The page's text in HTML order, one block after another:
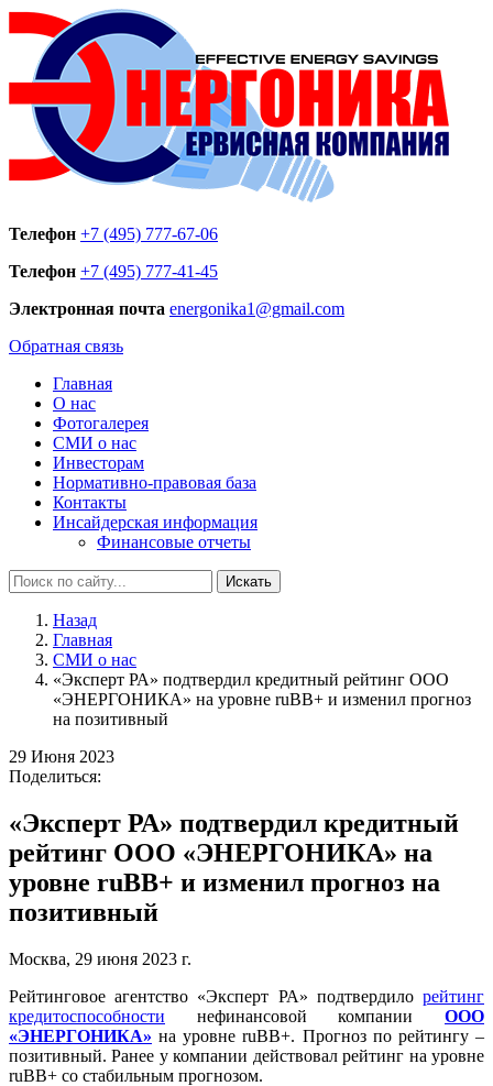
Телефон +7 (495) 777-67-06
Телефон +7 (495) 777-41-45
Электронная почта energonika1@gmail.com
Обратная связь
Главная
О нас
Фотогалерея
СМИ о нас
Инвесторам
Нормативно-правовая база
Контакты
Инсайдерская информация
Финансовые отчеты
Искать
Назад
Главная
СМИ о нас
«Эксперт РА» подтвердил кредитный рейтинг ООО
«ЭНЕРГОНИКА» на уровне ruBB+ и изменил прогноз
на позитивный
29 Июня 2023
Поделиться:
«Эксперт РА» подтвердил кредитный
рейтинг ООО «ЭНЕРГОНИКА» на
уровне ruBB+ и изменил прогноз на
позитивный
Москва, 29 июня 2023 г.
Рейтинговое агентство «Эксперт РА» подтвердило рейтинг
кредитоспособности нефинансовой компании ООО
«ЭНЕРГОНИКА» на уровне ruBB+. Прогноз по рейтингу –
позитивный. Ранее у компании действовал рейтинг на уровне
ruBB+ со стабильным прогнозом.